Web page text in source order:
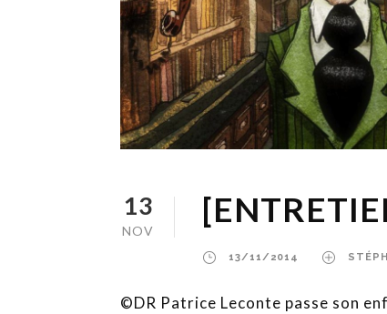
13
NOV
13/11/2014
©DR Patrice Leconte passe son